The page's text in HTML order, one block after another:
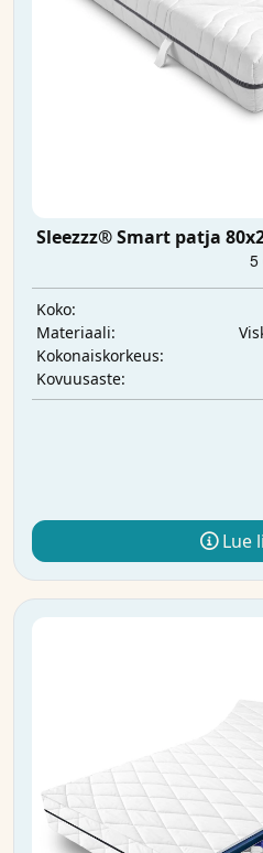
Sleezzz® Smart patja
Koko:
Materiaali:
Kokonaiskorkeus:
Kovuusaste:
Lue